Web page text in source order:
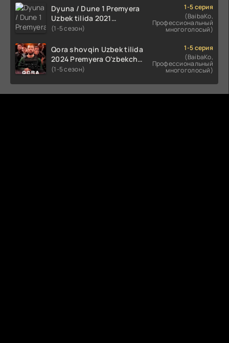
Dyuna / Dune 1 Premyera
Uzbek tilida 2021
O'zbekcha tarjima kino HD
(1-5 сезон)
1-5 серия
(BaibaKo,
Профессиональный
многоголосый)
Qora shovqin Uzbek tilida
2024 Premyera O'zbekcha
tarjima kino HD skachat
(1-5 сезон)
1-5 серия
(BaibaKo,
Профессиональный
многоголосый)